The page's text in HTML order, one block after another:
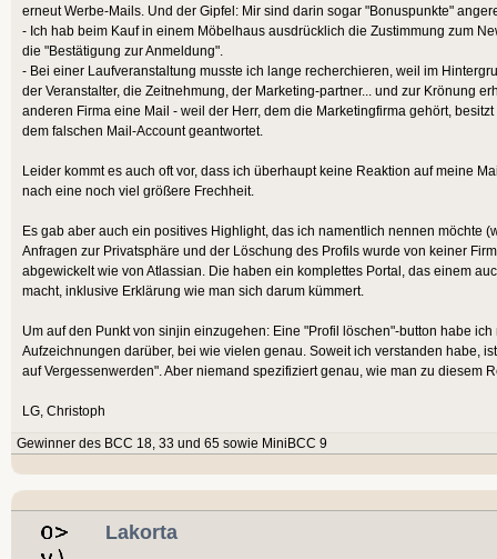
erneut Werbe-Mails. Und der Gipfel: Mir sind darin sogar "Bonuspunkte"
- Ich hab beim Kauf in einem Möbelhaus ausdrücklich die Zustimmung zum
die "Bestätigung zur Anmeldung".
- Bei einer Laufveranstaltung musste ich lange recherchieren, weil im
der Veranstalter, die Zeitnehmung, der Marketing-partner... und zur Krönung
anderen Firma eine Mail - weil der Herr, dem die Marketingfirma gehört,
dem falschen Mail-Account geantwortet.
Leider kommt es auch oft vor, dass ich überhaupt keine Reaktion auf meine
nach eine noch viel größere Frechheit.
Es gab aber auch ein positives Highlight, das ich namentlich nennen möchte
Anfragen zur Privatsphäre und der Löschung des Profils wurde von keiner
abgewickelt wie von Atlassian. Die haben ein komplettes Portal, das einem
macht, inklusive Erklärung wie man sich darum kümmert.
Um auf den Punkt von sinjin einzugehen: Eine "Profil löschen"-button habe
Aufzeichnungen darüber, bei wie vielen genau. Soweit ich verstanden habe,
auf Vergessenwerden". Aber niemand spezifiziert genau, wie man zu diesem
LG, Christoph
Gewinner des BCC 18, 33 und 65 sowie MiniBCC 9
Lakorta